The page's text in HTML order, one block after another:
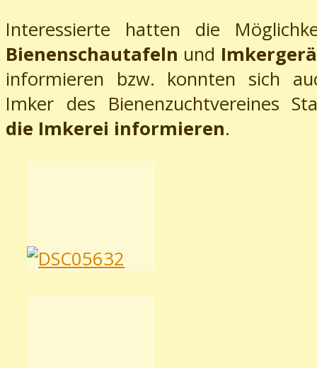
Interessierte hatten die
Bienenschautafeln und
informieren bzw. konnten sich
Imker des Bienenzuchtvereines
die Imkerei informieren.